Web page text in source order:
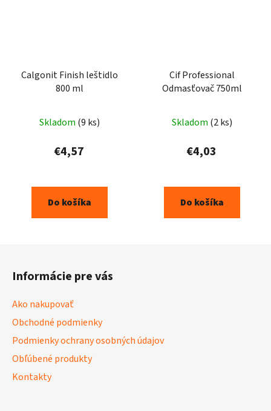
Calgonit Finish leštidlo
800 ml
Skladom (9 ks)
€4,57
Do košíka
Cif Professional
Odmasťovač 750ml
Skladom (2 ks)
€4,03
Do košíka
Informácie pre vás
Ako nakupovať
Obchodné podmienky
Podmienky ochrany osobných údajov
Obľúbené produkty
Kontakty